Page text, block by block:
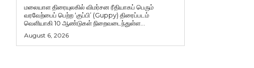
மலையாள திரையுலகில் விமர்சன ரீதியாகப் பெரும்
வரவேற்பைப் பெற்ற ‘குப்பி’ (Guppy) திரைப்படம்
வெளியாகி 10 ஆண்டுகள் நிறைவடைந்துள்ள...
August 6, 2026